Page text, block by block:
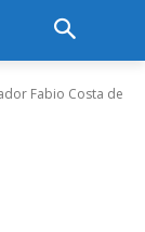
Fabio Costa de